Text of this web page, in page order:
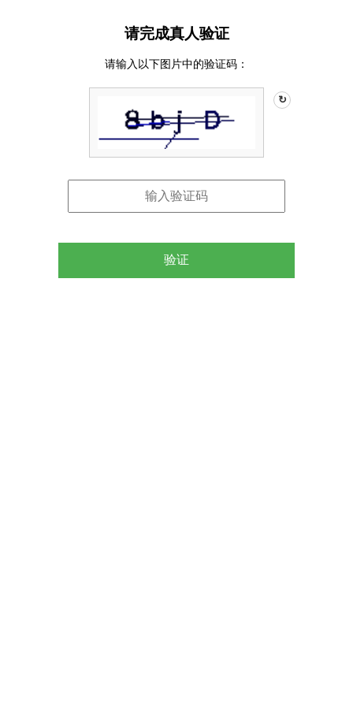
请完成真人验证
请输入以下图片中的验证码：
↻
验证